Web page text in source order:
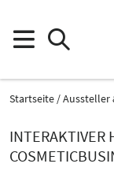
Startseite Aussteller
INTERAKTIVER